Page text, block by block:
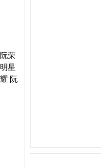
荣
星
阮